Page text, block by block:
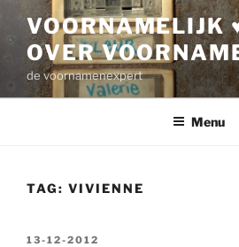
inhoud
VOORNAMELIJK
OVER
de voornamenexpert
Menu
TAG: VIVIENNE
GEPLAATST
13-12-2012